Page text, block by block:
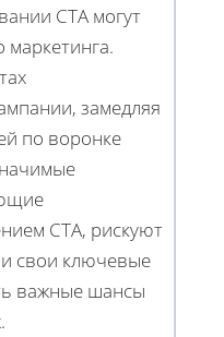
CTA могут
маркетинга.
замедляя
по воронке
CTA, рискуют
свои ключевые
важные шансы